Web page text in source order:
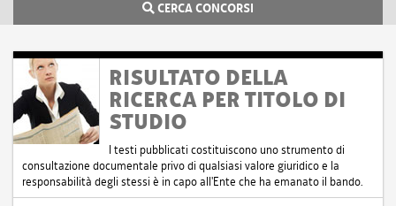
CERCA CONCORSI
RISULTATO DELLA
RICERCA PER TITOLO DI
STUDIO
I testi pubblicati costituiscono uno strumento di
consultazione documentale privo di qualsiasi valore giuridico e la
responsabilità degli stessi è in capo all'Ente che ha emanato il bando.